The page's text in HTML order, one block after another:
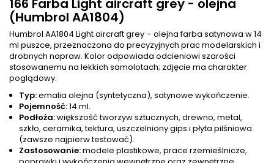
166 Farba Light aircraft grey - olejna
(Humbrol AA1804)
Humbrol AA1804 Light aircraft grey – olejna farba satynowa w 14
ml puszce, przeznaczona do precyzyjnych prac modelarskich i
drobnych napraw. Kolor odpowiada odcieniowi szarości
stosowanemu na lekkich samolotach; zdjęcie ma charakter
poglądowy.
Typ:emalia olejna (syntetyczna), satynowe wykończenie.
Pojemność:14 ml.
Podłoża:większość tworzyw sztucznych, drewno, metal,
szkło, ceramika, tektura, uszczelniony gips i płyta pilśniowa
(zawsze najpierw testować).
Zastosowanie:modele plastikowe, prace rzemieślnicze,